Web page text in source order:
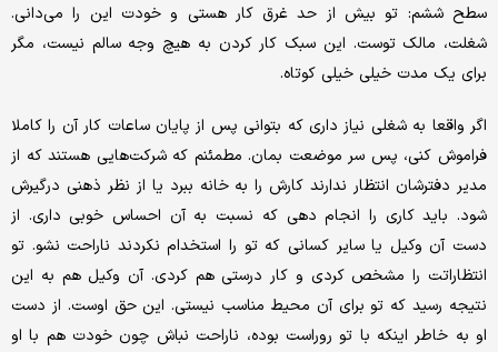
سطح ششم: تو بیش از حد غرق کار هستی و خودت این را می‌دانی.
شغلت، مالک توست. این سبک کار کردن به هیچ وجه سالم نیست، مگر
برای یک مدت خیلی خیلی کوتاه.
اگر واقعا به شغلی نیاز داری که بتوانی پس از پایان ساعات کار آن را کاملا
فراموش کنی، پس سر موضعت بمان. مطمئنم که شرکت‌هایی هستند که از
مدیر دفترشان انتظار ندارند کارش را به خانه ببرد یا از نظر ذهنی درگیرش
شود. باید کاری را انجام دهی که نسبت به آن احساس خوبی داری. از
دست آن وکیل یا سایر کسانی که تو را استخدام نکردند ناراحت نشو. تو
انتظاراتت را مشخص کردی و کار درستی هم کردی. آن وکیل هم به این
نتیجه رسید که تو برای آن محیط مناسب نیستی. این حق اوست. از دست
او به خاطر اینکه با تو روراست بوده، ناراحت نباش چون خودت هم با او